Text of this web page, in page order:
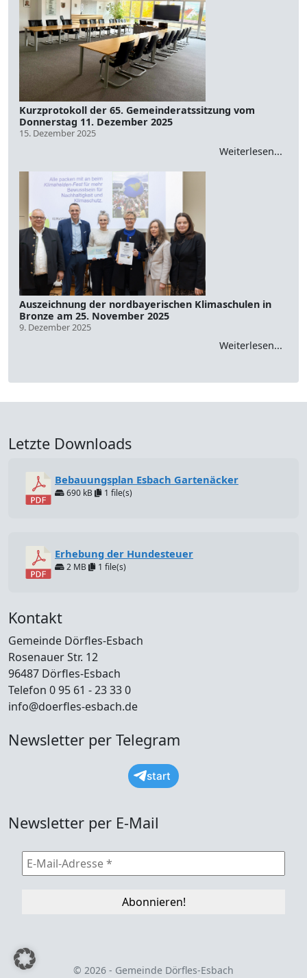
Kurzprotokoll der 65. Gemeinderatssitzung vom
Donnerstag 11. Dezember 2025
15. Dezember 2025
Weiterlesen...
Auszeichnung der nordbayerischen Klimaschulen in
Bronze am 25. November 2025
9. Dezember 2025
Weiterlesen...
Letzte Downloads
Bebauungsplan Esbach Gartenäcker
690 kB 1 file(s)
Erhebung der Hundesteuer
2 MB 1 file(s)
Kontakt
Gemeinde Dörfles-Esbach
Rosenauer Str. 12
96487 Dörfles-Esbach
Telefon 0 95 61 - 23 33 0
info@doerfles-esbach.de
Newsletter per Telegram
start
Newsletter per E-Mail
© 2026 - Gemeinde Dörfles-Esbach